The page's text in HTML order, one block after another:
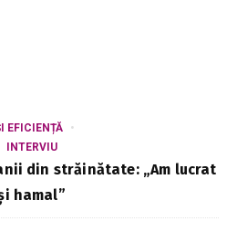
EFICIENȚĂ
INTERVIU
din străinătate: „Am lucrat
hamal”